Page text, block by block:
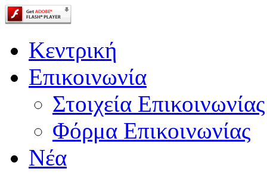
Κεντρική
Επικοινωνία
Στοιχεία Επικοινωνίας
Φόρμα Επικοινωνίας
Νέα